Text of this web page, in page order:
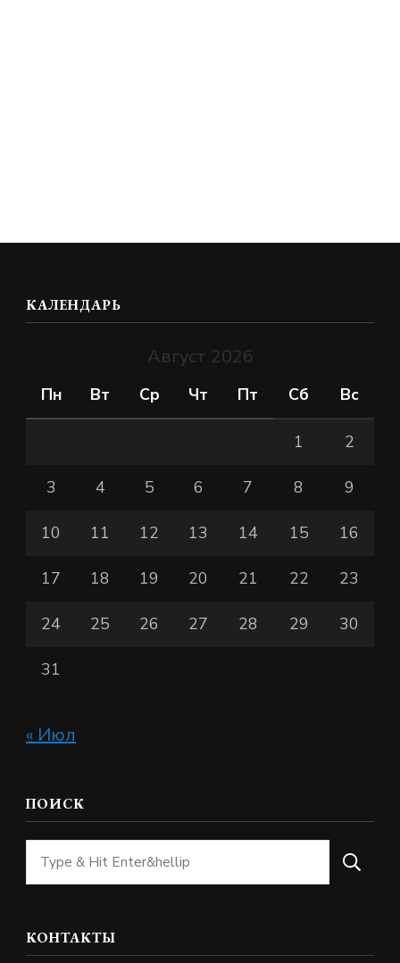
КАЛЕНДАРЬ
Август 2026
Пн Вт Ср Чт Пт Сб Вс
1 2
3 4 5 6 7 8 9
10 11 12 13 14 15 16
17 18 19 20 21 22 23
24 25 26 27 28 29 30
31
« Июл
ПОИСК
Ищите
что-
КОНТАКТЫ